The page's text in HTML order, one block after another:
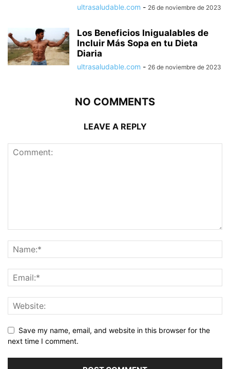
ultrasaludable.com - 26 de noviembre de 2023
Los Beneficios Inigualables de
Incluir Más Sopa en tu Dieta
Diaria
ultrasaludable.com - 26 de noviembre de 2023
NO COMMENTS
LEAVE A REPLY
Save my name, email, and website in this browser for the
next time I comment.